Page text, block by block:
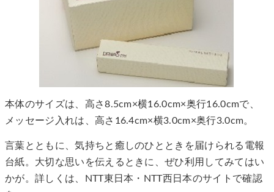
本体のサイズは、高さ8.5cm×横16.0cm×奥行16.0cmで、
メッセージ入れは、高さ16.4cm×横3.0cm×奥行3.0cm。
言葉とともに、気持ちと癒しのひとときを届けられる電報
台紙。大切な思いを伝えるときに、ぜひ利用してみてはい
かが。詳しくは、NTT東日本・NTT西日本のサイトで確認